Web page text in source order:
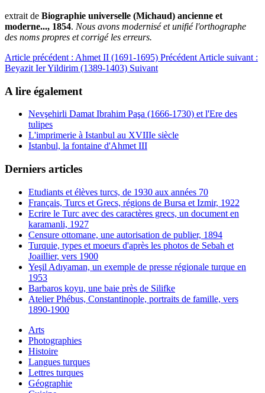
extrait de Biographie universelle (Michaud) ancienne et
moderne..., 1854. Nous avons modernisé et unifié l'orthographe
des noms propres et corrigé les erreurs.
Article précédent : Ahmet II (1691-1695) Précédent Article suivant :
Beyazit Ier Yildirim (1389-1403) Suivant
A lire également
Nevşehirli Damat Ibrahim Paşa (1666-1730) et l'Ere des
tulipes
L'imprimerie à Istanbul au XVIIIe siècle
Istanbul, la fontaine d'Ahmet III
Derniers articles
Etudiants et élèves turcs, de 1930 aux années 70
Français, Turcs et Grecs, régions de Bursa et Izmir, 1922
Ecrire le Turc avec des caractères grecs, un document en
karamanli, 1927
Censure ottomane, une autorisation de publier, 1894
Turquie, types et moeurs d'après les photos de Sebah et
Joaillier, vers 1900
Yeşil Adıyaman, un exemple de presse régionale turque en
1953
Barbaros koyu, une baie près de Silifke
Atelier Phébus, Constantinople, portraits de famille, vers
1890-1900
Arts
Photographies
Histoire
Langues turques
Lettres turques
Géographie